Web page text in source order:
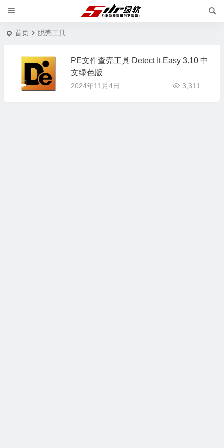
首页 脱壳工具
PE文件查壳工具 Detect It Easy 3.10 中
文绿色版
2024年11月4日 3,311